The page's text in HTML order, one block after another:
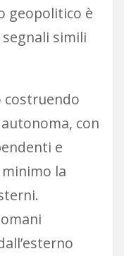
geopolitico è
simili
costruendo
con
e
la